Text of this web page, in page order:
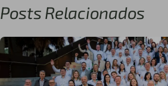
Posts Relacionados